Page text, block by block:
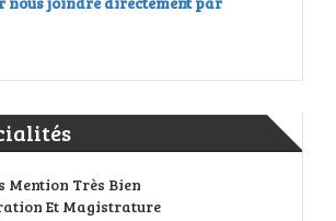
Mention Très Bien
Et Magistrature